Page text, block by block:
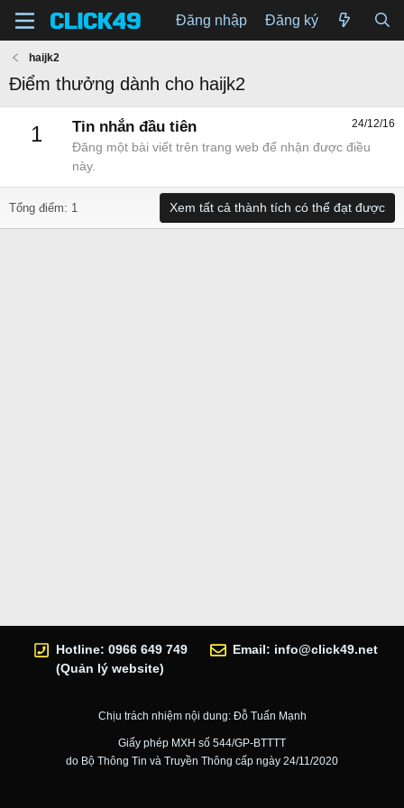
Đăng nhập Đăng ký
haijk2
Điểm thưởng dành cho haijk2
1 24/12/16
Tin nhắn đầu tiên
Đăng một bài viết trên trang web để nhận được điều
này.
Tổng điểm: 1 Xem tất cả thành tích có thể đạt được
Hotline: 0966 649 749
(Quản lý website)
Email: info@click49.net
Chịu trách nhiệm nội dung: Đỗ Tuấn Mạnh
Giấy phép MXH số 544/GP-BTTTT
do Bộ Thông Tin và Truyền Thông cấp ngày 24/11/2020